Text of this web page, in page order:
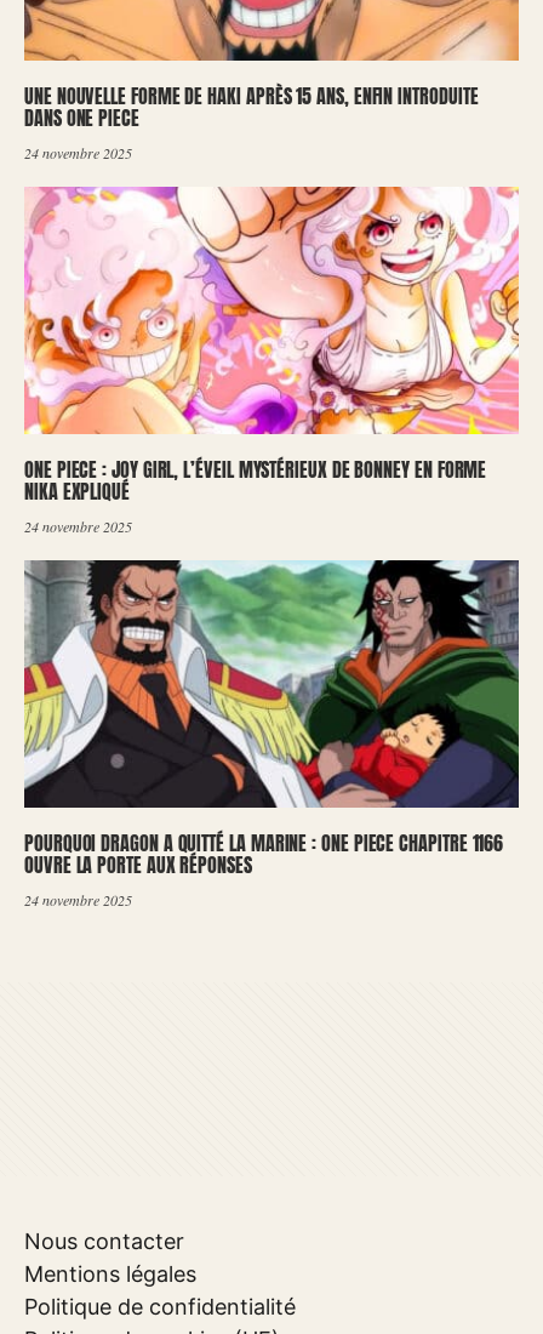
UNE NOUVELLE FORME DE HAKI APRÈS 15 ANS, ENFIN INTRODUITE
DANS ONE PIECE
24 novembre 2025
ONE PIECE : JOY GIRL, L’ÉVEIL MYSTÉRIEUX DE BONNEY EN FORME
NIKA EXPLIQUÉ
24 novembre 2025
POURQUOI DRAGON A QUITTÉ LA MARINE : ONE PIECE CHAPITRE 1166
OUVRE LA PORTE AUX RÉPONSES
24 novembre 2025
Nous contacter
Mentions légales
Politique de confidentialité